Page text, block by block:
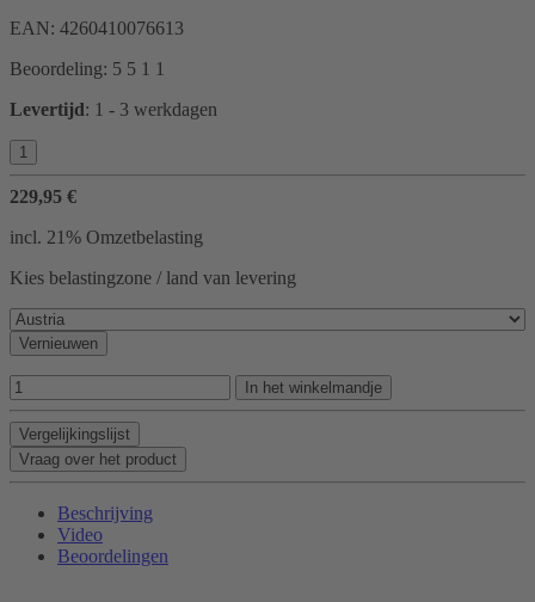
EAN: 4260410076613
Beoordeling: 5 5 1 1
Levertijd: 1 - 3 werkdagen
229,95 €
incl. 21% Omzetbelasting
Kies belastingzone / land van levering
Vernieuwen
In het winkelmandje
Vergelijkingslijst
Vraag over het product
Beschrijving
Video
Beoordelingen